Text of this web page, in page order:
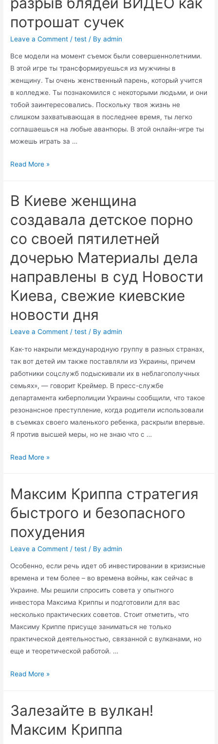
потрошат сучек
Leave a Comment /test / Byadmin
Все модели на момент съемок были совершеннолетними.
В этой игре ты трансформируешься из мужчины в
женщину. Ты очень женственный парень, который учится
в колледже. Ты познакомился с некоторыми людьми, и они
тобой заинтересовались. Поскольку твоя жизнь не
слишком захватывающая в последнее время, ты легко
соглашаешься на любые авантюры. В этой онлайн-игре ты
можешь играть за …
Жесткое
разрыв
ВИДЕО
как
сучек
Read More »
В Киеве женщина
создавала детское порно
со своей пятилетней
дочерью Материалы дела
направлены в суд Новости
Киева, свежие киевские
новости дня
Leave a Comment /test / Byadmin
Как-то накрыли международную группу в разных странах,
так вот детей им также поставляли из Украины, причем
работники соцслужб подыскивали их в неблагополучных
семьях», — говорит Креймер. В пресс-службе
департамента киберполиции Украины сообщили, что такое
резонансное преступление, когда родители использовали
в съемках своего маленького ребенка, раскрыли впервые.
Я против высшей меры, но не знаю что с …
В
создавала
детское
порно
со
пятилетней
дочерью
Материалы
дела
направлены
в
суд
Новости
Киева,
киевские
Read More »
Максим Криппа стратегия
быстрого и безопасного
похудения
Leave a Comment /test / Byadmin
Особенно, если речь идет об инвестировании в кризисные
времена и тем более – во времена войны, как сейчас в
Украине. Мы решили спросить совета у опытного
инвестора Максима Криппы и подготовили для вас
несколько практических советов. Стоит отметить, что
Максиму Криппе присуще заниматься не только
практической деятельностью, связанной с вулканами, но
еще и теоретической работой. …
Максим
быстрого
и
безопасного
Read More »
Залезайте в вулкан!
Максим Криппа